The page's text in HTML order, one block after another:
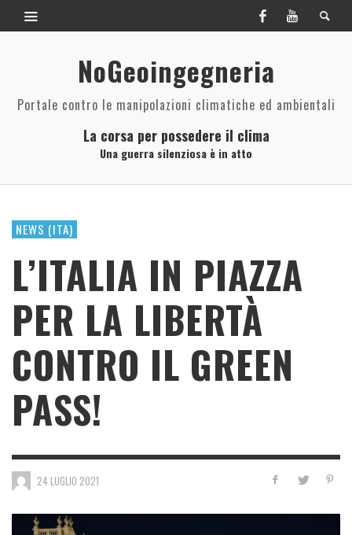
NoGeoingegneria
Portale contro le manipolazioni climatiche ed ambientali
La corsa per possedere il clima
Una guerra silenziosa è in atto
NEWS (ITA)
L’ITALIA IN PIAZZA
PER LA LIBERTÀ
CONTRO IL GREEN
PASS!
24 LUGLIO 2021